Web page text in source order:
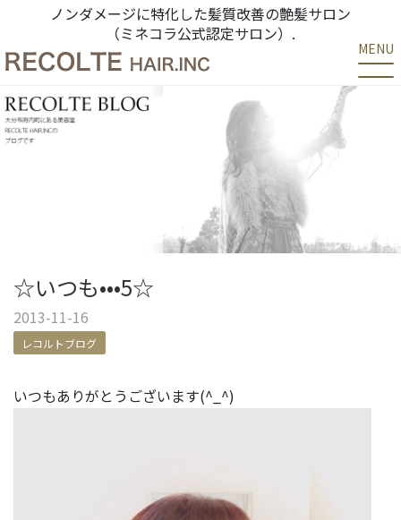
ノンダメージに特化した髪質改善の艶髪サロン
（ミネコラ公式認定サロン）.
MENU
☆いつも•••5☆
2013-11-16
レコルトブログ
いつもありがとうございます(^_^)